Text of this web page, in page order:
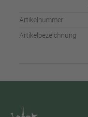
Artikelnummer
Artikelbezeichnung